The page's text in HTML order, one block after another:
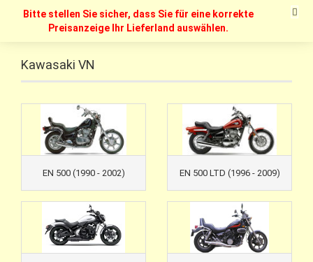
Bitte stellen Sie sicher, dass Sie für eine korrekte
Preisanzeige Ihr Lieferland auswählen.
Kawasaki VN
EN 500 (1990 - 2002) EN 500 LTD (1996 - 2009)